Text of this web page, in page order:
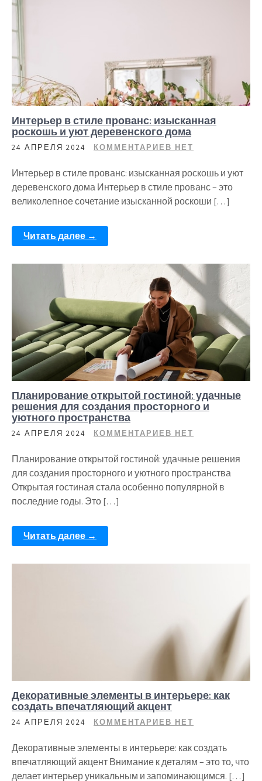
Интерьер в стиле прованс: изысканная
роскошь и уют деревенского дома
24 АПРЕЛЯ 2024 КОММЕНТАРИЕВ НЕТ
Интерьер в стиле прованс: изысканная роскошь и уют
деревенского дома Интерьер в стиле прованс – это
великолепное сочетание изысканной роскоши […]
Читать далее →
Планирование открытой гостиной: удачные
решения для создания просторного и
уютного пространства
24 АПРЕЛЯ 2024 КОММЕНТАРИЕВ НЕТ
Планирование открытой гостиной: удачные решения
для создания просторного и уютного пространства
Открытая гостиная стала особенно популярной в
последние годы. Это […]
Читать далее →
Декоративные элементы в интерьере: как
создать впечатляющий акцент
24 АПРЕЛЯ 2024 КОММЕНТАРИЕВ НЕТ
Декоративные элементы в интерьере: как создать
впечатляющий акцент Внимание к деталям – это то, что
делает интерьер уникальным и запоминающимся. […]